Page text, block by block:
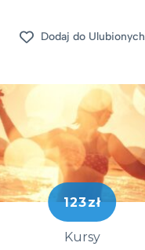
Dodaj do Ulubionych
123zł
Kursy